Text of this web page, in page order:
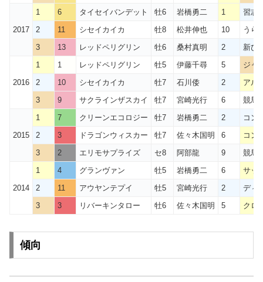
2017
1 6 タイセイバンデット 牡6 岩橋勇二 1
習志
2
11 シセイカイカ 牡8 松井伸也 10
うら
3
13 レッドペリグリン 牡6 桑村真明 2 新ひ
2016
1 1 レッドペリグリン 牡5 伊藤千尋 5
ジャ
2
10 シセイカイカ 牡7 石川倭 2
アル
3
9 サクラインザスカイ 牡7 宮崎光行 6 競馬
2015
1 7 クリーンエコロジー 牡7 岩橋勇二 2
コン
2
3 ドラゴンウィスカー 牡7 佐々木国明 6
コン
3
2 エリモサプライズ セ8 阿部龍 9 競馬
2014
1 4 グランヴァン 牡5 岩橋勇二 6
サッ
2
11 アウヤンテプイ 牡5 宮崎光行 2
ディ
3
3 リバーキンタロー 牡6 佐々木国明 5 クロ
傾向